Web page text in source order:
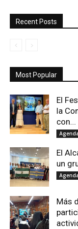
Recent Posts
Most Popular
El
la
con...
Agenda
El
un
Agenda
Más